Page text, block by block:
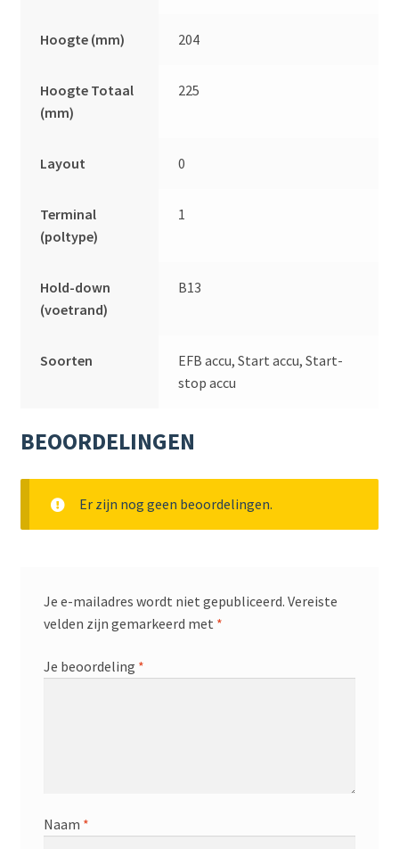
Hoogte (mm) 204
Hoogte Totaal
(mm)
225
Layout 0
Terminal
(poltype)
1
Hold-down
(voetrand)
B13
Soorten
EFB accu, Start accu, Start-
stop accu
BEOORDELINGEN
Er zijn nog geen beoordelingen.
Je e-mailadres wordt niet gepubliceerd. Vereiste
velden zijn gemarkeerd met *
Je beoordeling *
Naam *